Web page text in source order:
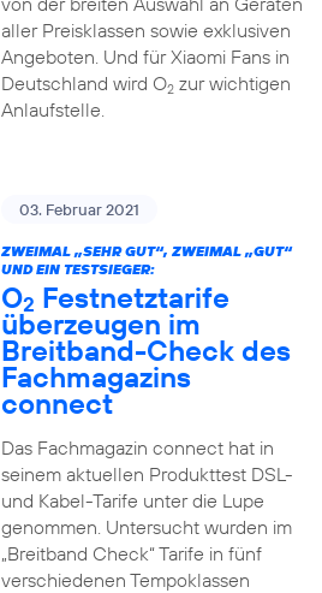
aller Preisklassen sowie exklusiven
Angeboten. Und für Xiaomi Fans in
Deutschland wird O2zur wichtigen
Anlaufstelle.
03. Februar 2021
ZWEIMAL „SEHR GUT“, ZWEIMAL „GUT“
UND EIN TESTSIEGER:
O2 Festnetztarife
überzeugen im
Breitband-Check des
Fachmagazins
connect
Das Fachmagazin connect hat in
seinem aktuellen Produkttest DSL-
und Kabel-Tarife unter die Lupe
genommen. Untersucht wurden im
„Breitband Check“ Tarife in fünf
verschiedenen Tempoklassen